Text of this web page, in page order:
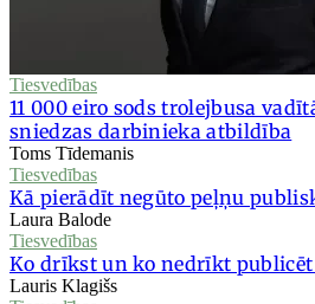
Tiesvedības
11 000 eiro sods trolejbusa
sniedzas darbinieka atbildība
Toms Tīdemanis
Tiesvedības
Kā pierādīt negūto peļņu
Laura Balode
Tiesvedības
Ko drīkst un ko nedrīkt publicēt
Lauris Klagišs